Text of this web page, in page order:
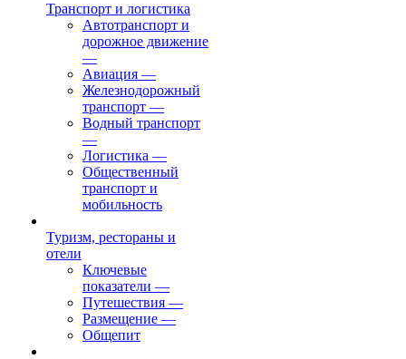
Транспорт и логистика
Автотранспорт и
дорожное движение
—
Авиация —
Железнодорожный
транспорт —
Водный транспорт
—
Логистика —
Общественный
транспорт и
мобильность
Туризм, рестораны и
отели
Ключевые
показатели —
Путешествия —
Размещение —
Общепит